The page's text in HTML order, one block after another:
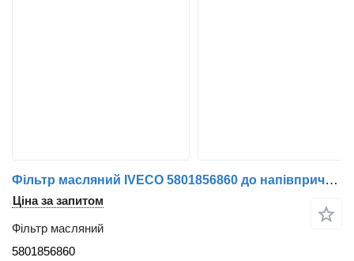
Фільтр масляний IVECO 5801856860 до напівпричепа IVECO
Ціна за запитом
Фільтр масляний
5801856860